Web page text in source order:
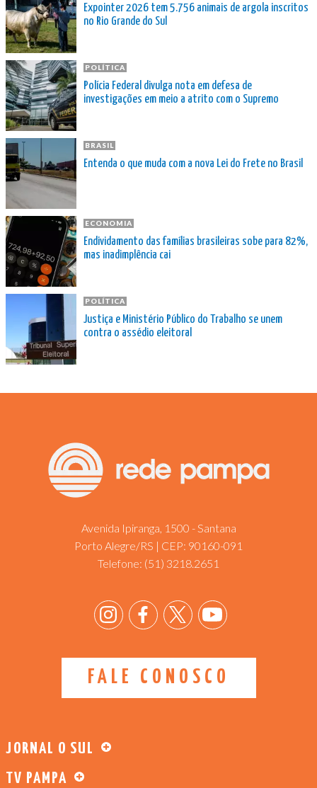
Expointer 2026 tem 5.756 animais de argola inscritos
no Rio Grande do Sul
POLÍTICA
Polícia Federal divulga nota em defesa de
investigações em meio a atrito com o Supremo
BRASIL
Entenda o que muda com a nova Lei do Frete no Brasil
ECONOMIA
Endividamento das famílias brasileiras sobe para 82%,
mas inadimplência cai
POLÍTICA
Justiça e Ministério Público do Trabalho se unem
contra o assédio eleitoral
Avenida Ipiranga, 1500 - Santana
Porto Alegre/RS | CEP: 90160-091
Telefone: (51) 3218.2651
FALE CONOSCO
JORNAL O SUL
TV PAMPA